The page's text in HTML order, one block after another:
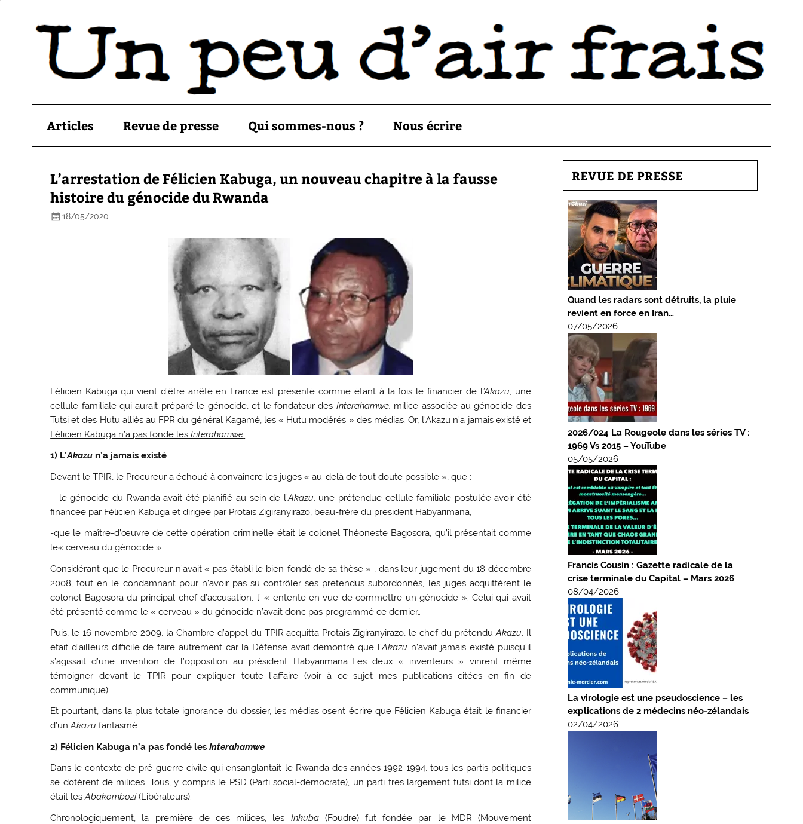
Articles Revue de presse Qui sommes-nous ? Nous écrire
L’arrestation de Félicien Kabuga, un nouveau chapitre à la fausse
histoire du génocide du Rwanda
18/05/2020
Félicien Kabuga qui vient d’être arrêté en France est présenté comme étant à la fois le financier de l’Akazu, une
cellule familiale qui aurait préparé le génocide, et le fondateur des Interahamwe, milice associée au génocide des
Tutsi et des Hutu alliés au FPR du général Kagamé, les « Hutu modérés » des médias.Or, l’Akazu n’a jamais existé et
Félicien Kabuga n’a pas fondé lesInterahamwe.
1) L’Akazu n’a jamais existé
Devant le TPIR, le Procureur a échoué à convaincre les juges « au-delà de tout doute possible », que :
– le génocide du Rwanda avait été planifié au sein de l’Akazu, une prétendue cellule familiale postulée avoir été
financée par Félicien Kabuga et dirigée par Protais Zigiranyirazo, beau-frère du président Habyarimana,
-que le maître-d’œuvre de cette opération criminelle était le colonel Théoneste Bagosora, qu’il présentait comme
le« cerveau du génocide ».
Considérant que le Procureur n’avait « pas établi le bien-fondé de sa thèse » , dans leur jugement du 18 décembre
2008, tout en le condamnant pour n’avoir pas su contrôler ses prétendus subordonnés, les juges acquittèrent le
colonel Bagosora du principal chef d’accusation, l’ « entente en vue de commettre un génocide ». Celui qui avait
été présenté comme le « cerveau » du génocide n’avait donc pas programmé ce dernier…
Puis, le 16 novembre 2009, la Chambre d’appel du TPIR acquitta Protais Zigiranyirazo, le chef du prétenduAkazu. Il
était d’ailleurs difficile de faire autrement car la Défense avait démontré que l’Akazu n’avait jamais existé puisqu’il
s’agissait d’une invention de l’opposition au président Habyarimana…Les deux « inventeurs » vinrent même
témoigner devant le TPIR pour expliquer toute l’affaire (voir à ce sujet mes publications citées en fin de
communiqué).
Et pourtant, dans la plus totale ignorance du dossier, les médias osent écrire que Félicien Kabuga était le financier
d’unAkazu fantasmé…
2) Félicien Kabuga n’a pas fondé lesInterahamwe
Dans le contexte de pré-guerre civile qui ensanglantait le Rwanda des années 1992-1994, tous les partis politiques
se dotèrent de milices. Tous, y compris le PSD (Parti social-démocrate), un parti très largement tutsi dont la milice
était lesAbakombozi(Libérateurs).
Chronologiquement, la première de ces milices, les Inkuba (Foudre) fut fondée par le MDR (Mouvement
REVUE DE PRESSE
Quand les radars sont détruits, la pluie
revient en force en Iran…
07/05/2026
2026/024 La Rougeole dans les séries TV :
1969 Vs 2015 – YouTube
05/05/2026
Francis Cousin : Gazette radicale de la
crise terminale du Capital – Mars 2026
08/04/2026
La virologie est une pseudoscience – les
explications de 2 médecins néo-zélandais
02/04/2026